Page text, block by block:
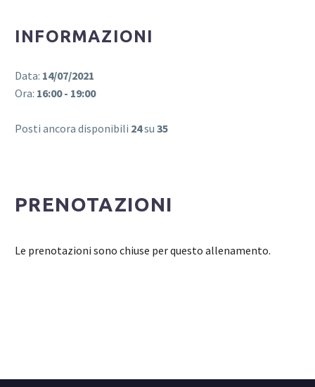
INFORMAZIONI
Data: 14/07/2021
Ora: 16:00 - 19:00
Posti ancora disponibili 24su 35
PRENOTAZIONI
Le prenotazioni sono chiuse per questo allenamento.